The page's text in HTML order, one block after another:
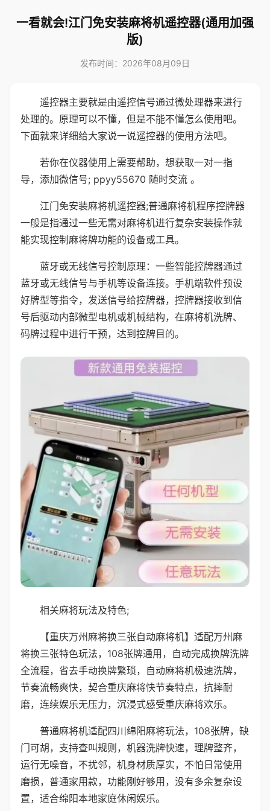
一看就会!江门免安装麻将机遥控器(通用加强
版)
发布时间：2026年08月09日
遥控器主要就是由遥控信号通过微处理器来进行
处理的。原理可以不懂，但是不能不懂怎么使用吧。
下面就来详细给大家说一说遥控器的使用方法吧。
若你在仪器使用上需要帮助，想获取一对一指
导，添加微信号; ppyy55670 随时交流 。
江门免安装麻将机遥控器;普通麻将机程序控牌器
一般是指通过一些无需对麻将机进行复杂安装操作就
能实现控制麻将牌功能的设备或工具。
蓝牙或无线信号控制原理：一些智能控牌器通过
蓝牙或无线信号与手机等设备连接。手机端软件预设
好牌型等指令，发送信号给控牌器，控牌器接收到信
号后驱动内部微型电机或机械结构，在麻将机洗牌、
码牌过程中进行干预，达到控牌目的。
相关麻将玩法及特色;
【重庆万州麻将换三张自动麻将机】适配万州麻
将换三张特色玩法，108张牌通用，自动完成换牌洗牌
全流程，省去手动换牌繁琐，自动麻将机极速洗牌，
节奏流畅爽快，契合重庆麻将快节奏特点，抗摔耐
磨，连续娱乐无压力，沉浸式感受重庆麻将欢乐。
普通麻将机适配四川绵阳麻将玩法，108张牌，缺
门可胡，支持查叫规则，机器洗牌快速，理牌整齐，
运行无噪音，不扰邻，机身材质厚实，不怕日常使用
磨损，普通家用款，功能刚好够用，没有多余复杂设
置，适合绵阳本地家庭休闲娱乐。